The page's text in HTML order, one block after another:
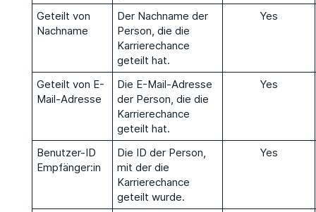
Geteilt von
Nachname
Der Nachname der
Person, die die
Karrierechance
geteilt hat.
Yes
Geteilt von E-
Mail-Adresse
Die E-Mail-Adresse
der Person, die die
Karrierechance
geteilt hat.
Yes
Benutzer-ID
Empfänger:in
Die ID der Person,
mit der die
Karrierechance
geteilt wurde.
Yes